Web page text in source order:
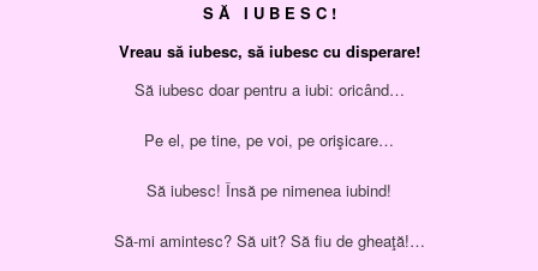
S Ă I U B E S C !
Vreau să iubesc, să iubesc cu disperare!
Să iubesc doar pentru a iubi: oricând…
Pe el, pe tine, pe voi, pe orişicare…
Să iubesc! Însă pe nimenea iubind!
Să-mi amintesc? Să uit? Să fiu de gheaţă!…